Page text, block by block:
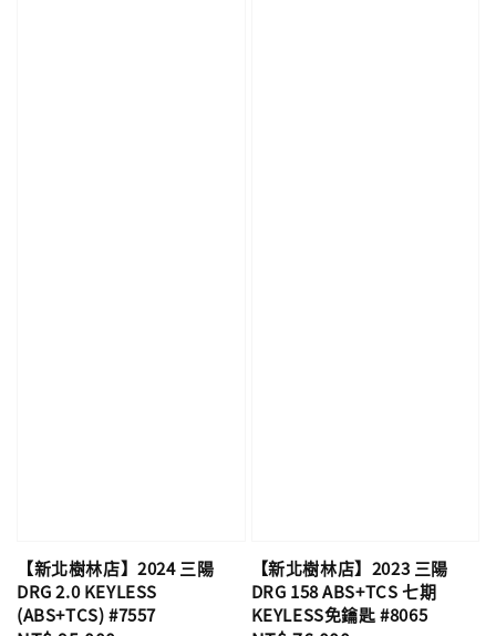
【新北樹林店】2024 三陽
DRG 2.0 KEYLESS
(ABS+TCS) #7557
【新北樹林店】2023 三陽
DRG 158 ABS+TCS 七期
KEYLESS免鑰匙 #8065